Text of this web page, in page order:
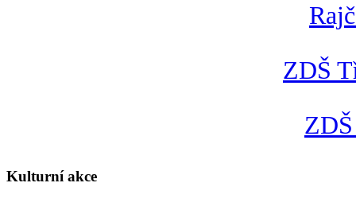
ZDŠ
Kulturní akce